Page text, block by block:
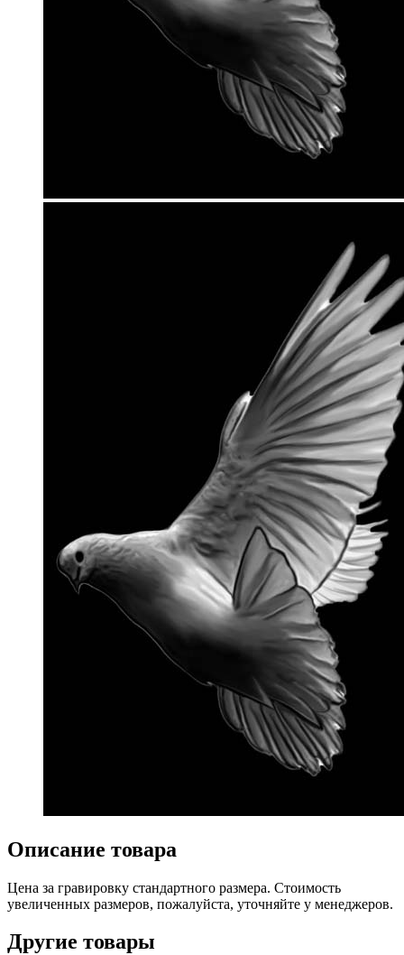
Описание товара
Цена за гравировку стандартного размера. Стоимость
увеличенных размеров, пожалуйста, уточняйте у менеджеров.
Другие товары